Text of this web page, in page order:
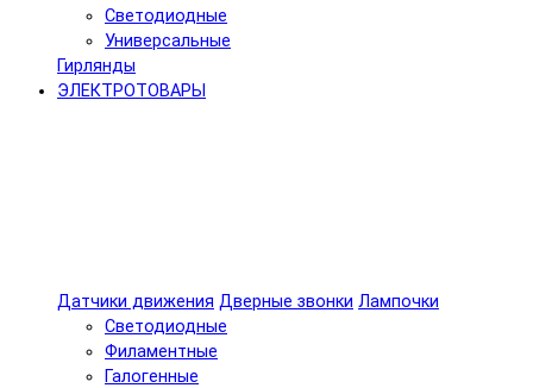
Светодиодные
Универсальные
Гирлянды
ЭЛЕКТРОТОВАРЫ
Датчики движения Дверные звонки Лампочки
Светодиодные
Филаментные
Галогенные